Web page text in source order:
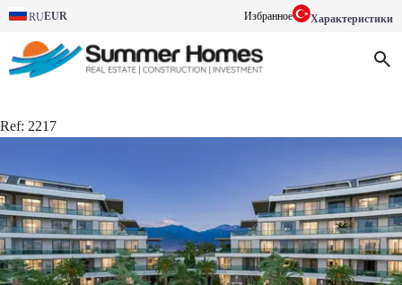
RUEUR Избранное Характеристики
Ref: 2217